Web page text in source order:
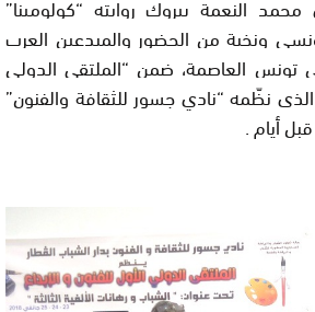
ونخبة من الحضور والمبدعين العرب
العاصمة، ضمن “الملتقى الدولي
الذي نظّمه “نادي جسور للثقافة والفنون”
أيام .